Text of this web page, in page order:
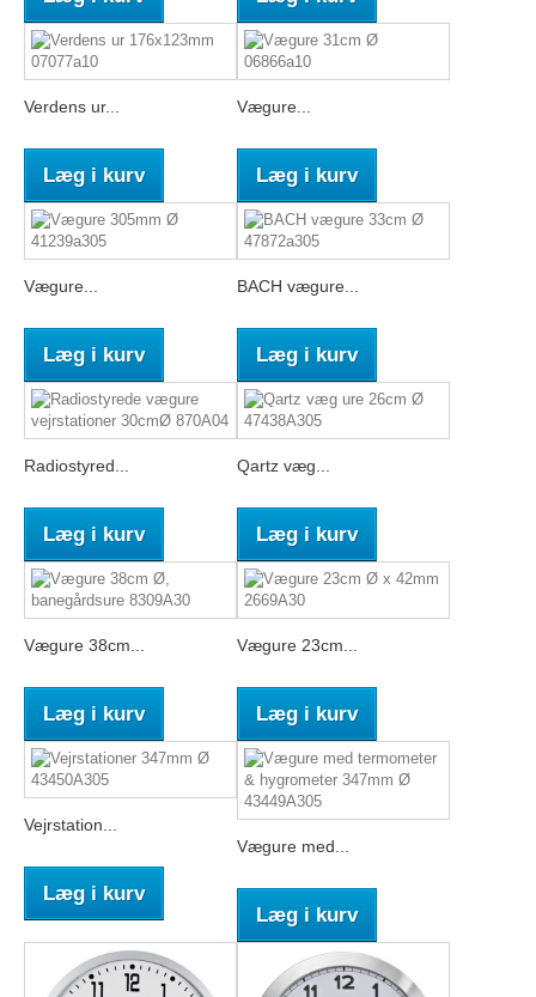
Verdens ur...
Læg i kurv
Vægure...
Læg i kurv
Vægure...
Læg i kurv
BACH vægure...
Læg i kurv
Radiostyred...
Læg i kurv
Qartz væg...
Læg i kurv
Vægure 38cm...
Læg i kurv
Vægure 23cm...
Læg i kurv
Vejrstation...
Læg i kurv
Vægure med...
Læg i kurv